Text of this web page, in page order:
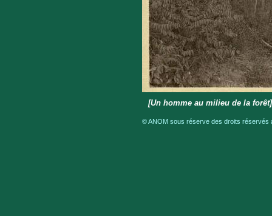
[Un homme au milieu de la
© ANOM sous réserve des droits réservés